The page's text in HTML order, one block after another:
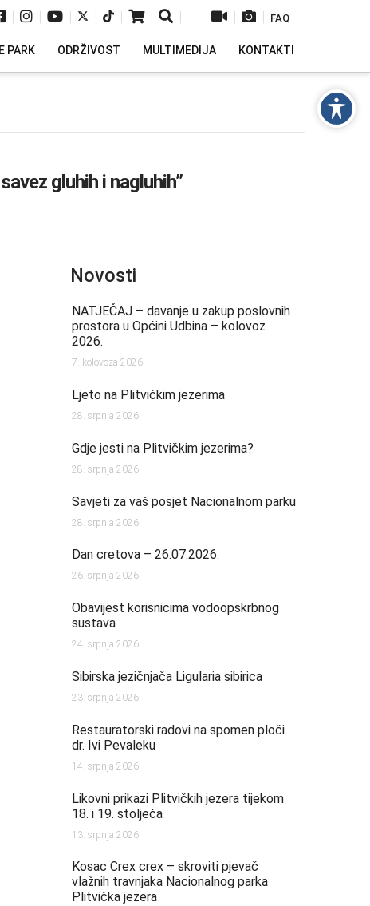
| | | | | | | | | FAQ
PARK ODRŽIVOST MULTIMEDIJA KONTAKTI
gluhih i nagluhih”
Novosti
NATJEČAJ – davanje u zakup poslovnih
prostora u Općini Udbina – kolovoz
2026.
7. kolovoza 2026.
Ljeto na Plitvičkim jezerima
28. srpnja 2026.
Gdje jesti na Plitvičkim jezerima?
28. srpnja 2026.
Savjeti za vaš posjet Nacionalnom parku
28. srpnja 2026.
Dan cretova – 26.07.2026.
26. srpnja 2026.
Obavijest korisnicima vodoopskrbnog
sustava
24. srpnja 2026.
Sibirska jezičnjača Ligularia sibirica
23. srpnja 2026.
Restauratorski radovi na spomen ploči
dr. Ivi Pevaleku
14. srpnja 2026.
Likovni prikazi Plitvičkih jezera tijekom
18. i 19. stoljeća
13. srpnja 2026.
Kosac Crex crex – skroviti pjevač
vlažnih travnjaka Nacionalnog parka
Plitvička jezera